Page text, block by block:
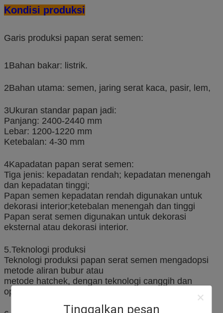
Tinggalkan pesan
Kondisi produksi
Garis produksi papan serat semen:
1Bahan bakar: listrik.
2Bahan utama: semen, jaring serat kaca, pasir, lem,
3Ukuran standar papan jadi:
Panjang: 2400-2440 mm
Lebar: 1200-1220 mm
Ketebalan: 4-30 mm
4Kapadatan papan serat semen:
Tiga jenis: kepadatan rendah; kepadatan menengah
dan kepadatan tinggi;
Papan semen kepadatan rendah digunakan untuk
dekorasi interior;ketebalan menengah dan tinggi
Papan serat semen digunakan untuk dekorasi
eksternal atau dekorasi interior.
5.Teknologi produksi
Teknologi produksi papan serat semen mengadopsi
metode aliran bubur atau
metode hatchek, dengan teknologi canggih dan
operasi yang lebih sederhana.